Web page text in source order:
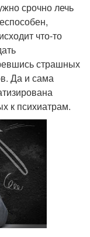
срочно лечь
что-то
страшных
Да и сама
к психиатрам.